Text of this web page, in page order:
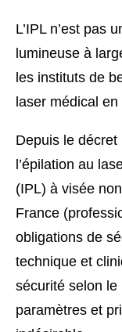
L’IPL n’est pas
lumineuse à
les instituts de
laser médical
Depuis le décret
l’épilation au
(IPL) à visée
France
obligations de
technique et
sécurité selon
paramètres et